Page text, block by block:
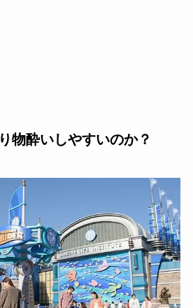
物酔いしやすいのか？